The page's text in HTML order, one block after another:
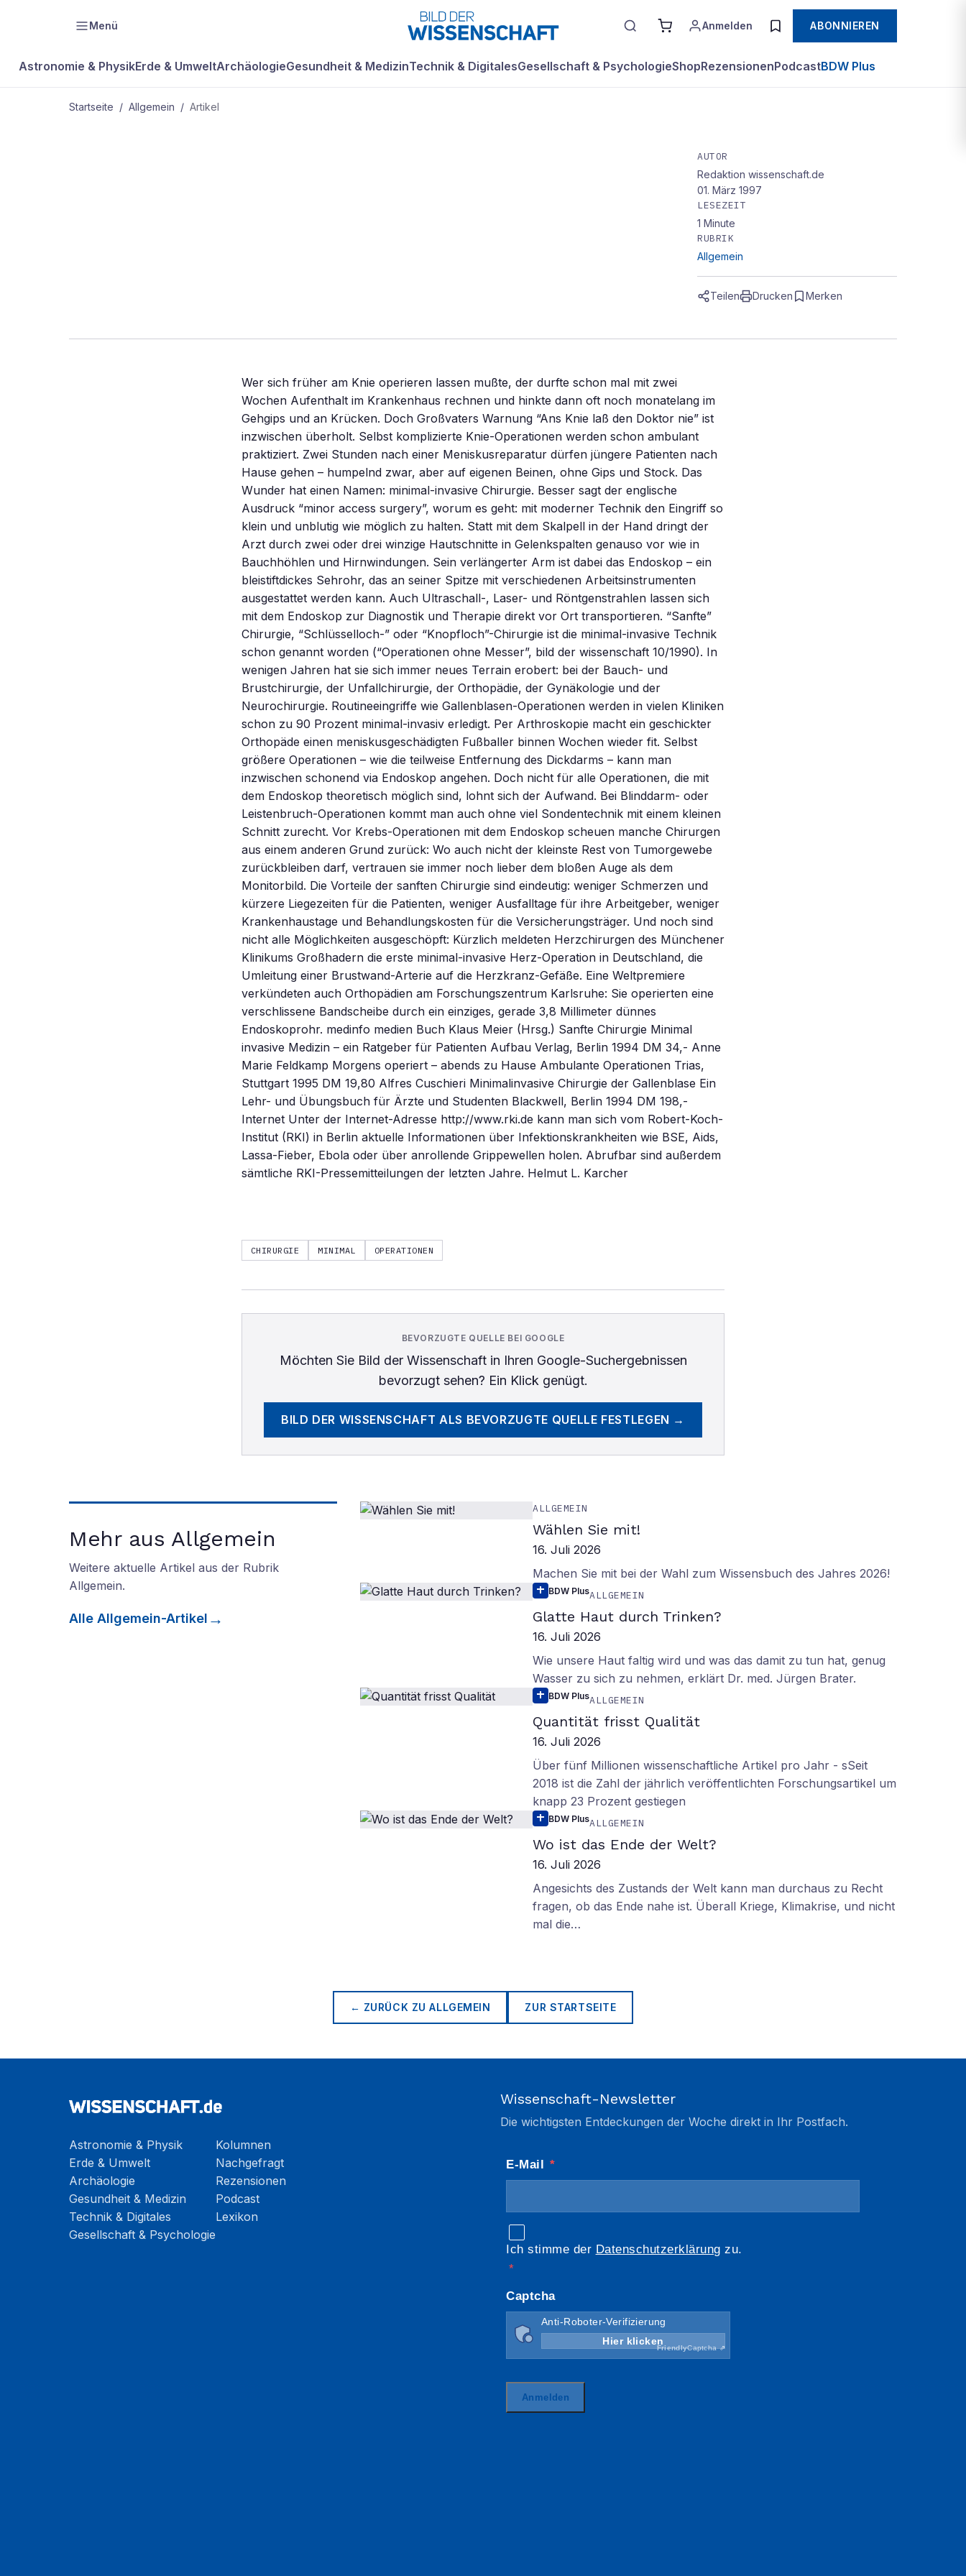
Menü Anmelden ABONNIEREN
Astronomie & PhysikErde & UmweltArchäologieGesundheit & MedizinTechnik & DigitalesGesellschaft & PsychologieShopRezensionenPodcastBDW Plus
Startseite / Allgemein / Artikel
AUTOR
Redaktion wissenschaft.de
01. März 1997
LESEZEIT
1 Minute
RUBRIK
Allgemein
Teilen Drucken Merken
Wer sich früher am Knie operieren lassen mußte, der durfte schon mal mit zwei
Wochen Aufenthalt im Krankenhaus rechnen und hinkte dann oft noch monatelang im
Gehgips und an Krücken. Doch Großvaters Warnung “Ans Knie laß den Doktor nie” ist
inzwischen überholt. Selbst komplizierte Knie-Operationen werden schon ambulant
praktiziert. Zwei Stunden nach einer Meniskusreparatur dürfen jüngere Patienten nach
Hause gehen – humpelnd zwar, aber auf eigenen Beinen, ohne Gips und Stock. Das
Wunder hat einen Namen: minimal-invasive Chirurgie. Besser sagt der englische
Ausdruck “minor access surgery”, worum es geht: mit moderner Technik den Eingriff so
klein und unblutig wie möglich zu halten. Statt mit dem Skalpell in der Hand dringt der
Arzt durch zwei oder drei winzige Hautschnitte in Gelenkspalten genauso vor wie in
Bauchhöhlen und Hirnwindungen. Sein verlängerter Arm ist dabei das Endoskop – ein
bleistiftdickes Sehrohr, das an seiner Spitze mit verschiedenen Arbeitsinstrumenten
ausgestattet werden kann. Auch Ultraschall-, Laser- und Röntgenstrahlen lassen sich
mit dem Endoskop zur Diagnostik und Therapie direkt vor Ort transportieren. “Sanfte”
Chirurgie, “Schlüsselloch-” oder “Knopfloch”-Chirurgie ist die minimal-invasive Technik
schon genannt worden (“Operationen ohne Messer”, bild der wissenschaft 10/1990). In
wenigen Jahren hat sie sich immer neues Terrain erobert: bei der Bauch- und
Brustchirurgie, der Unfallchirurgie, der Orthopädie, der Gynäkologie und der
Neurochirurgie. Routineeingriffe wie Gallenblasen-Operationen werden in vielen Kliniken
schon zu 90 Prozent minimal-invasiv erledigt. Per Arthroskopie macht ein geschickter
Orthopäde einen meniskusgeschädigten Fußballer binnen Wochen wieder fit. Selbst
größere Operationen – wie die teilweise Entfernung des Dickdarms – kann man
inzwischen schonend via Endoskop angehen. Doch nicht für alle Operationen, die mit
dem Endoskop theoretisch möglich sind, lohnt sich der Aufwand. Bei Blinddarm- oder
Leistenbruch-Operationen kommt man auch ohne viel Sondentechnik mit einem kleinen
Schnitt zurecht. Vor Krebs-Operationen mit dem Endoskop scheuen manche Chirurgen
aus einem anderen Grund zurück: Wo auch nicht der kleinste Rest von Tumorgewebe
zurückbleiben darf, vertrauen sie immer noch lieber dem bloßen Auge als dem
Monitorbild. Die Vorteile der sanften Chirurgie sind eindeutig: weniger Schmerzen und
kürzere Liegezeiten für die Patienten, weniger Ausfalltage für ihre Arbeitgeber, weniger
Krankenhaustage und Behandlungskosten für die Versicherungsträger. Und noch sind
nicht alle Möglichkeiten ausgeschöpft: Kürzlich meldeten Herzchirurgen des Münchener
Klinikums Großhadern die erste minimal-invasive Herz-Operation in Deutschland, die
Umleitung einer Brustwand-Arterie auf die Herzkranz-Gefäße. Eine Weltpremiere
verkündeten auch Orthopädien am Forschungszentrum Karlsruhe: Sie operierten eine
verschlissene Bandscheibe durch ein einziges, gerade 3,8 Millimeter dünnes
Endoskoprohr. medinfo medien Buch Klaus Meier (Hrsg.) Sanfte Chirurgie Minimal
invasive Medizin – ein Ratgeber für Patienten Aufbau Verlag, Berlin 1994 DM 34,- Anne
Marie Feldkamp Morgens operiert – abends zu Hause Ambulante Operationen Trias,
Stuttgart 1995 DM 19,80 Alfres Cuschieri Minimalinvasive Chirurgie der Gallenblase Ein
Lehr- und Übungsbuch für Ärzte und Studenten Blackwell, Berlin 1994 DM 198,-
Internet Unter der Internet-Adresse http://www.rki.de kann man sich vom Robert-Koch-
Institut (RKI) in Berlin aktuelle Informationen über Infektionskrankheiten wie BSE, Aids,
Lassa-Fieber, Ebola oder über anrollende Grippewellen holen. Abrufbar sind außerdem
sämtliche RKI-Pressemitteilungen der letzten Jahre. Helmut L. Karcher
CHIRURGIE MINIMAL OPERATIONEN
BEVORZUGTE QUELLE BEI GOOGLE
Möchten Sie Bild der Wissenschaftin Ihren Google-Suchergebnissen
bevorzugt sehen? Ein Klick genügt.
BILD DER WISSENSCHAFT ALS BEVORZUGTE QUELLE FESTLEGEN →
Mehr aus Allgemein
Weitere aktuelle Artikel aus der Rubrik
Allgemein.
Alle Allgemein-Artikel
ALLGEMEIN
Wählen Sie mit!
16. Juli 2026
Machen Sie mit bei der Wahl zum Wissensbuch des Jahres 2026!
BDW PlusALLGEMEIN
Glatte Haut durch Trinken?
16. Juli 2026
Wie unsere Haut faltig wird und was das damit zu tun hat, genug
Wasser zu sich zu nehmen, erklärt Dr. med. Jürgen Brater.
BDW PlusALLGEMEIN
Quantität frisst Qualität
16. Juli 2026
Über fünf Millionen wissenschaftliche Artikel pro Jahr - sSeit
2018 ist die Zahl der jährlich veröffentlichten Forschungsartikel um
knapp 23 Prozent gestiegen
BDW PlusALLGEMEIN
Wo ist das Ende der Welt?
16. Juli 2026
Angesichts des Zustands der Welt kann man durchaus zu Recht
fragen, ob das Ende nahe ist. Überall Kriege, Klimakrise, und nicht
mal die…
← ZURÜCK ZUALLGEMEIN ZUR STARTSEITE
Astronomie & Physik
Erde & Umwelt
Archäologie
Gesundheit & Medizin
Technik & Digitales
Gesellschaft & Psychologie
Kolumnen
Nachgefragt
Rezensionen
Podcast
Lexikon
Wissenschaft-Newsletter
Die wichtigsten Entdeckungen der Woche direkt in Ihr Postfach.